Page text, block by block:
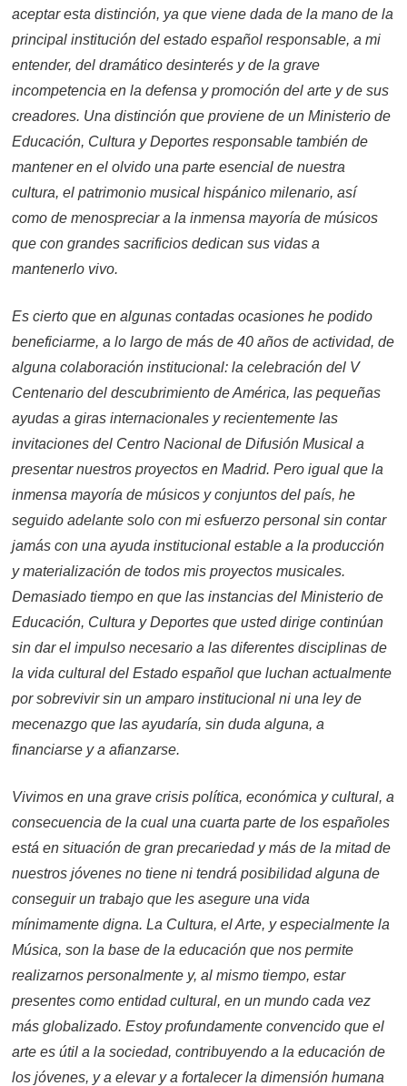
aceptar esta distinción, ya que viene dada de la mano de la
principal institución del estado español responsable, a mi
entender, del dramático desinterés y de la grave
incompetencia en la defensa y promoción del arte y de sus
creadores. Una distinción que proviene de un Ministerio de
Educación, Cultura y Deportes responsable también de
mantener en el olvido una parte esencial de nuestra
cultura, el patrimonio musical hispánico milenario, así
como de menospreciar a la inmensa mayoría de músicos
que con grandes sacrificios dedican sus vidas a
mantenerlo vivo.
Es cierto que en algunas contadas ocasiones he podido
beneficiarme, a lo largo de más de 40 años de actividad, de
alguna colaboración institucional: la celebración del V
Centenario del descubrimiento de América, las pequeñas
ayudas a giras internacionales y recientemente las
invitaciones del Centro Nacional de Difusión Musical a
presentar nuestros proyectos en Madrid. Pero igual que la
inmensa mayoría de músicos y conjuntos del país, he
seguido adelante solo con mi esfuerzo personal sin contar
jamás con una ayuda institucional estable a la producción
y materialización de todos mis proyectos musicales.
Demasiado tiempo en que las instancias del Ministerio de
Educación, Cultura y Deportes que usted dirige continúan
sin dar el impulso necesario a las diferentes disciplinas de
la vida cultural del Estado español que luchan actualmente
por sobrevivir sin un amparo institucional ni una ley de
mecenazgo que las ayudaría, sin duda alguna, a
financiarse y a afianzarse.
Vivimos en una grave crisis política, económica y cultural, a
consecuencia de la cual una cuarta parte de los españoles
está en situación de gran precariedad y más de la mitad de
nuestros jóvenes no tiene ni tendrá posibilidad alguna de
conseguir un trabajo que les asegure una vida
mínimamente digna. La Cultura, el Arte, y especialmente la
Música, son la base de la educación que nos permite
realizarnos personalmente y, al mismo tiempo, estar
presentes como entidad cultural, en un mundo cada vez
más globalizado. Estoy profundamente convencido que el
arte es útil a la sociedad, contribuyendo a la educación de
los jóvenes, y a elevar y a fortalecer la dimensión humana